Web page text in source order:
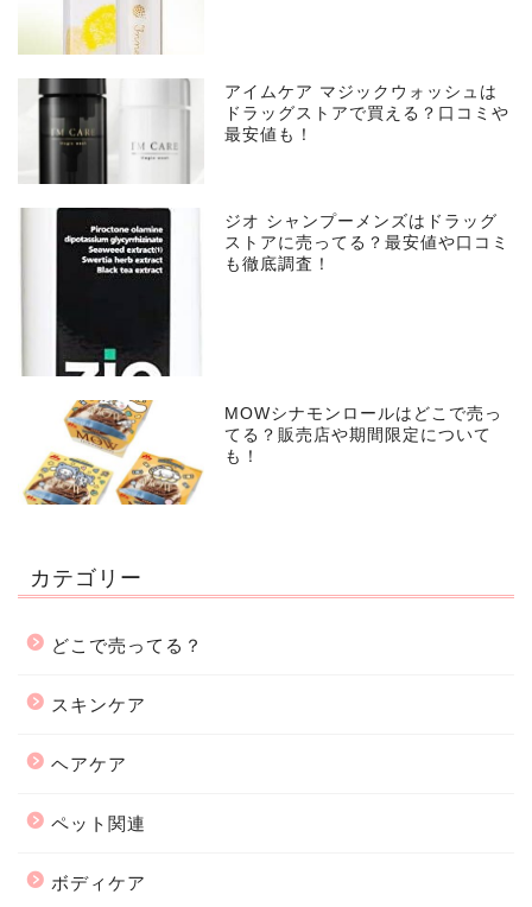
アイムケア マジックウォッシュは
ドラッグストアで買える？口コミや
最安値も！
ジオ シャンプーメンズはドラッグ
ストアに売ってる？最安値や口コミ
も徹底調査！
MOWシナモンロールはどこで売っ
てる？販売店や期間限定について
も！
カテゴリー
どこで売ってる？
スキンケア
ヘアケア
ペット関連
ボディケア